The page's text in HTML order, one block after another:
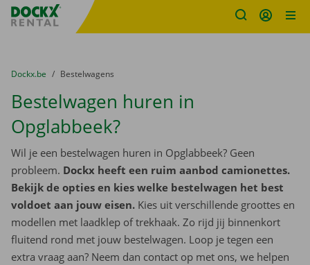
Fratello DEMO
U bevindt zich hier:
van
Dockx.be naar
Bestelwagens
Bestelwagen huren in
Opglabbeek?
Wil je een bestelwagen huren in Opglabbeek? Geen
probleem. Dockx heeft een ruim aanbod camionettes.
Bekijk de opties en kies welke bestelwagen het best
voldoet aan jouw eisen. Kies uit verschillende groottes en
modellen met laadklep of trekhaak. Zo rijd jij binnenkort
fluitend rond met jouw bestelwagen. Loop je tegen een
extra vraag aan? Neem dan contact op met ons, we helpen